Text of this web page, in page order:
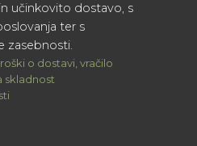
učinkovito dostavo, s
ter s
zasebnosti.
o dostavi, vračilo
skladnost